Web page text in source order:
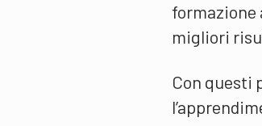
formazione
migliori
Con questi